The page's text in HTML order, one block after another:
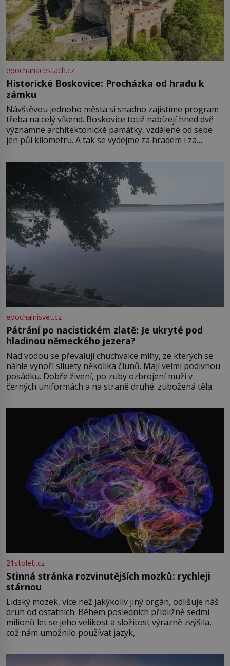
epochanacestach.cz
Historické Boskovice: Procházka od hradu k
zámku
Návštěvou jednoho města si snadno zajistíme program
třeba na celý víkend. Boskovice totiž nabízejí hned dvě
významné architektonické památky, vzdálené od sebe
jen půl kilometru. A tak se vydejme za hradem i za
Boskovice na okraji Drahanské vrchoviny vznikla někdy
ve13. století, a už v roce 1313 kronikáři zaznamenali
epochalnisvet.cz
Pátrání po nacistickém zlatě: Je ukryté pod
hladinou německého jezera?
Nad vodou se převalují chuchvalce mlhy, ze kterých se
náhle vynoří siluety několika člunů. Mají velmi podivnou
posádku. Dobře živení, po zuby ozbrojení muži v
černých uniformách a na straně druhé: zubožená těla
přízračná scéna znamená? Je jaro roku 1945, druhá
světová válka se chýlí ke konci. Jezero Stolpsee
21stoleti.cz
Stinná stránka rozvinutějších mozků: rychleji
stárnou
Lidský mozek, více než jakýkoliv jiný orgán, odlišuje náš
druh od ostatních. Během posledních přibližně sedmi
milionů let se jeho velikost a složitost výrazně zvýšila,
což nám umožnilo používat jazyk,